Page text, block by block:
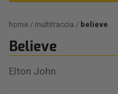
home multitraccia believe
Believe
Elton John